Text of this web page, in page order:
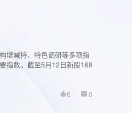
增减持、特色调研等多项指
指数。截至5月12日新股168
0
0